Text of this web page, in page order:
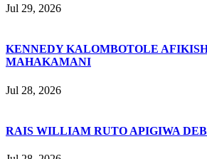
Jul 29, 2026
KENNEDY KALOMBOTOLE
MAHAKAMANI
Jul 28, 2026
RAIS WILLIAM RUTO APIGIWA